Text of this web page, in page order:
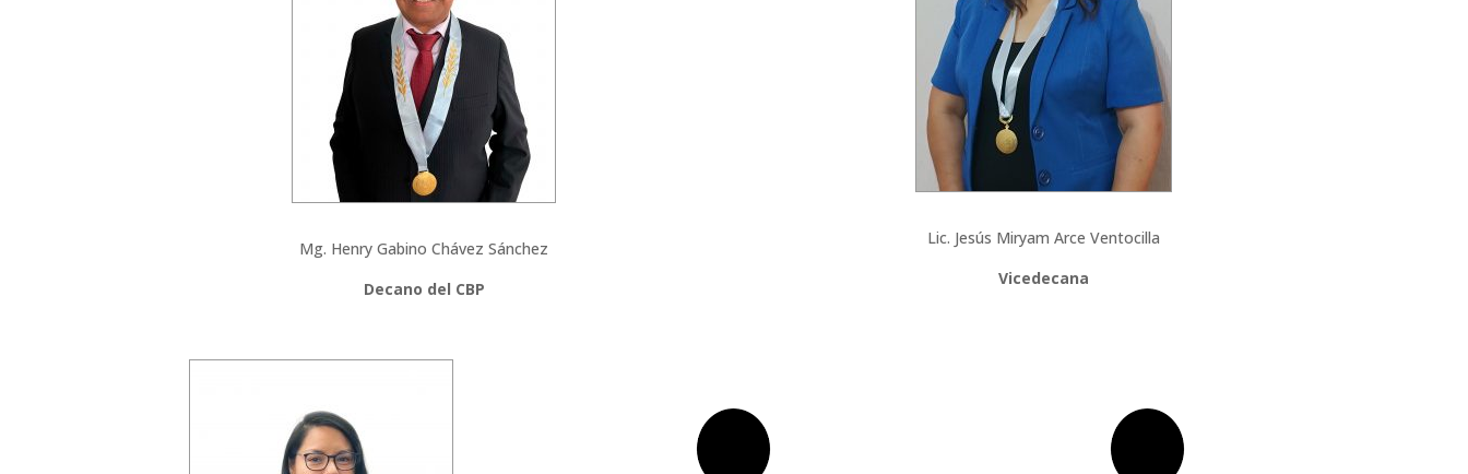
Mg. Henry Gabino Chávez Sánchez
Decano del CBP
Lic. Jesús Miryam Arce Ventocilla
Vicedecana